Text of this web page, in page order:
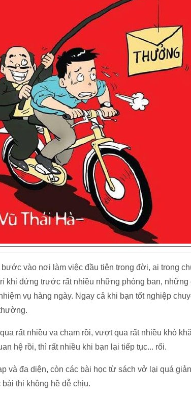
vào nơi làm việc đầu tiên trong đời, ai trong
khi đứng trước rất nhiều những phòng ban,
vụ hàng ngày. Ngay cả khi bạn tốt nghiệp
rất nhiều va chạm rồi, vượt qua rất nhiều khó
hệ rồi, thì rất nhiều khi bạn lại tiếp tục... rối.
và đa diện, còn các bài học từ sách vở lại quá
thi không hề dễ chịu.